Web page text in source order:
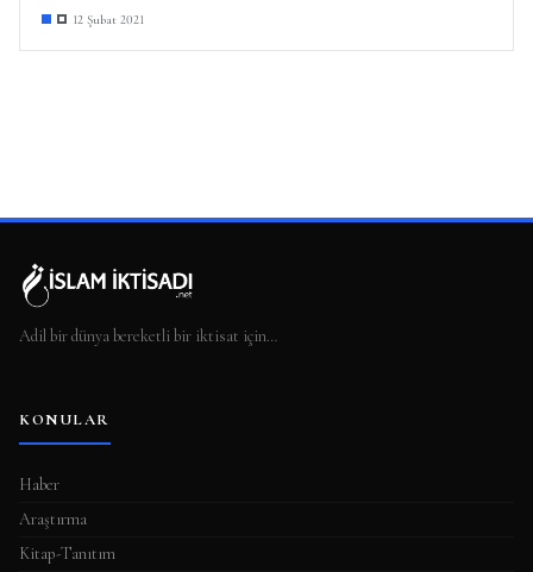
12 Şubat 2021
Adil bir dünya bereketli bir iktisat için…
KONULAR
Haber
Araştırma
Kitap-Tanıtım